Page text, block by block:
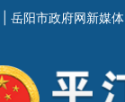
岳阳市政府网新媒体